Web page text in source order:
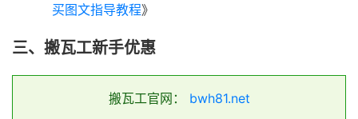
买图文指导教程》
三、搬瓦工新手优惠
搬瓦工官网： bwh81.net